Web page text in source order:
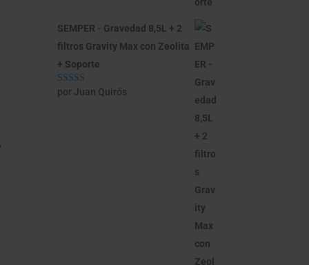
SEMPER - Gravedad 8,5L + 2
filtros Gravity Max con Zeolita
+ Soporte
Valorado con
por Juan Quirós